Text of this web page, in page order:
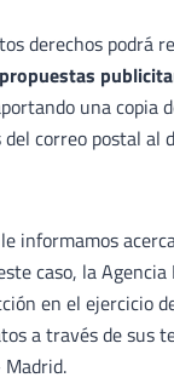
derechos podrá
propuestas
una copia
correo postal al
informamos
caso, la
en el ejercicio
a través de sus